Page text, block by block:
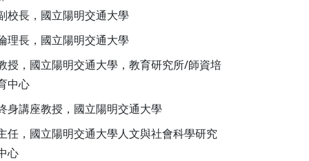
校長，國立陽明交通大學
理長，國立陽明交通大學
授，國立陽明交通大學，教育研究所/師資培
中心
身講座教授，國立陽明交通大學
任，國立陽明交通大學人文與社會科學研究
心